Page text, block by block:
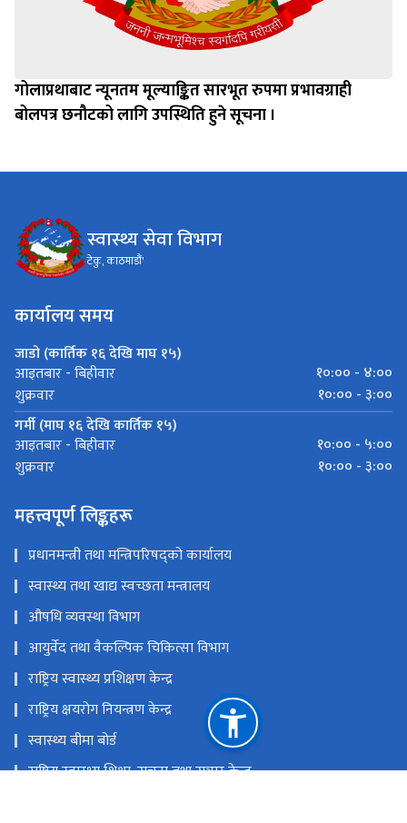
गोलाप्रथाबाट न्यूनतम मूल्याङ्कित सारभूत रुपमा प्रभावग्राही
बोलपत्र छनौटको लागि उपस्थिति हुने सूचना ।
स्वास्थ्य सेवा विभाग
टेकु, काठमाडौं'
कार्यालय समय
जाडो (कार्तिक १६ देखि माघ १५)
आइतबार - बिहीवार
१०:०० - ४:००
शुक्रवार
१०:०० - ३:००
गर्मी (माघ १६ देखि कार्तिक १५)
आइतबार - बिहीवार
१०:०० - ५:००
शुक्रवार
१०:०० - ३:००
महत्त्वपूर्ण लिङ्कहरू
प्रधानमन्त्री तथा मन्त्रिपरिषद्को कार्यालय
स्वास्थ्य तथा खाद्य स्वच्छता मन्त्रालय
औषधि व्यवस्था विभाग
आयुर्वेद तथा वैकल्पिक चिकित्सा विभाग
राष्ट्रिय स्वास्थ्य प्रशिक्षण केन्द्र
राष्ट्रिय क्षयरोग नियन्त्रण केन्द्र
स्वास्थ्य बीमा बोर्ड
राष्ट्रिय स्वास्थ्य शिक्षा, सूचना तथा सञ्चार केन्द्र